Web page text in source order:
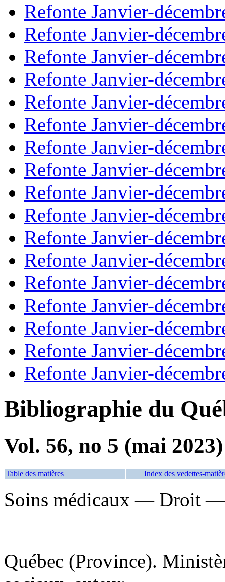
Refonte Janvier-
Refonte Janvier-
Refonte Janvier-
Refonte Janvier-
Refonte Janvier-
Refonte Janvier-
Refonte Janvier-
Refonte Janvier-
Refonte Janvier-
Refonte Janvier-
Refonte Janvier-
Refonte Janvier-
Refonte Janvier-
Refonte Janvier-
Refonte Janvier-
Refonte Janvier-
Refonte Janvier-
Bibliographie du
Vol. 56, no 5 (mai 2023)
Table des matières Index des vedettes-
Soins médicaux — Droit —
Québec (Province).